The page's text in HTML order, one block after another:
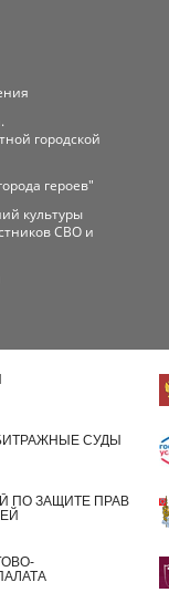
городской
героев"
культуры
СВО и
СУДЫ
ПО ЗАЩИТЕ ПРАВ